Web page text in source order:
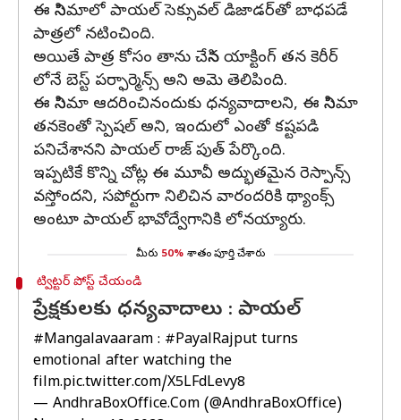
ఈ సినిమాలో పాయల్ సెక్సువల్ డిజాడర్‌తో బాధపడే
పాత్రలో నటించింది.
అయితే పాత్ర కోసం తాను చేసిన యాక్టింగ్ తన కెరీర్
లోనే బెస్ట్ పర్ఫార్మెన్స్ అని అమె తెలిపింది.
ఈ సినిమా ఆదరించినందుకు ధన్యవాదాలని, ఈ సినిమా
తనకెంతో స్పెషల్ అని, ఇందులో ఎంతో కష్టపడి
పనిచేశానని పాయల్ రాజ్ పుత్ పేర్కొంది.
ఇప్పటికే కొన్ని చోట్ల ఈ మూవీ అద్భుతమైన రెస్పాన్స్
వస్తోందని, సపోర్టుగా నిలిచిన వారందరికి థ్యాంక్స్
అంటూ పాయల్ భావోద్వేగానికి లోనయ్యారు.
మీరు 50% శాతం పూర్తి చేశారు
ట్విట్టర్ పోస్ట్ చేయండి
ప్రేక్షకులకు ధన్యవాదాలు : పాయల్
#Mangalavaaram : #PayalRajput turns
emotional after watching the
film.pic.twitter.com/X5LFdLevy8
— AndhraBoxOffice.Com (@AndhraBoxOffice)